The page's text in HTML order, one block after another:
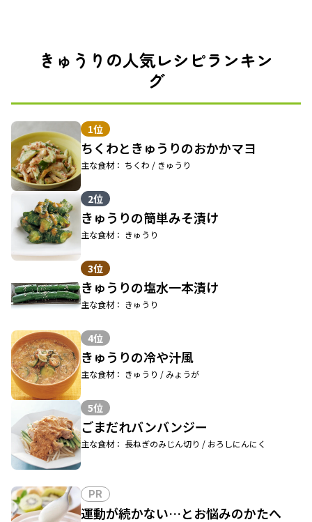
きゅうりの人気レシピランキン
グ
1位
ちくわときゅうりのおかかマヨ
主な食材： ちくわ / きゅうり
2位
きゅうりの簡単みそ漬け
主な食材： きゅうり
3位
きゅうりの塩水一本漬け
主な食材： きゅうり
4位
きゅうりの冷や汁風
主な食材： きゅうり / みょうが
5位
ごまだれバンバンジー
主な食材： 長ねぎのみじん切り / おろしにんにく
PR
運動が続かない…とお悩みのかたへ